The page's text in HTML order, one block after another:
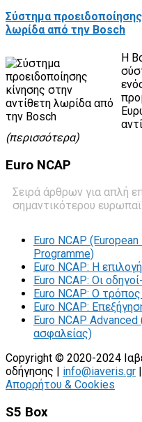
Σύστημα
λωρίδα από την Bosch
Η
(περισσότερα)
Euro NCAP
Σειρά άρθρων για απλή
σημαντικότερου
Euro NCAP
Programme)
Euro NCAP: Η
Euro NCAP: Οι
Euro NCAP: O
Euro NCAP:
Euro NCAP
ασφαλείας)
Copyright © 2020-2024
οδήγησης | info@iaveris.gr
Απορρήτου & Cookies
S5 Box